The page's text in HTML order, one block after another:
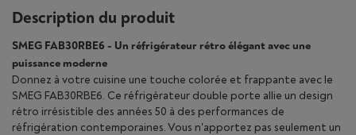
Description du produit
SMEG FAB30RBE6 - Un réfrigérateur rétro élégant avec une
puissance moderne
Donnez à votre cuisine une touche colorée et frappante avec le
SMEG FAB30RBE6. Ce réfrigérateur double porte allie un design
rétro irrésistible des années 50 à des performances de
réfrigération contemporaines. Vous n'apportez pas seulement un